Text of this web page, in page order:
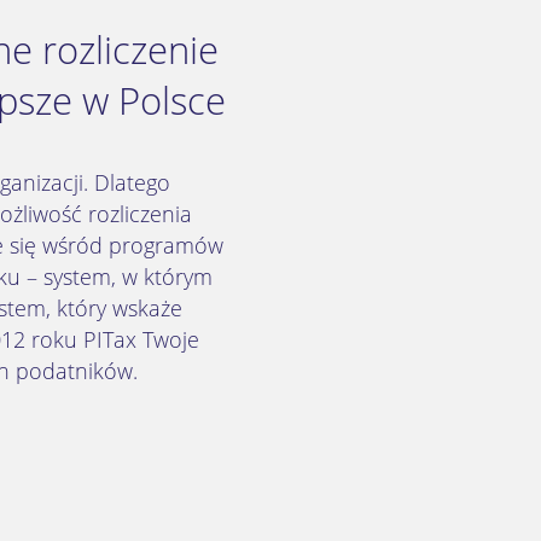
rozliczenie
w Polsce
Dlatego
rozliczenia
się wśród programów
– system, w którym
który wskaże
roku PITax Twoje
podatników.